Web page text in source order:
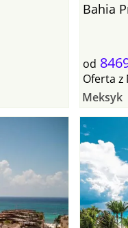
Bahia
od
Oferta z
Meksyk